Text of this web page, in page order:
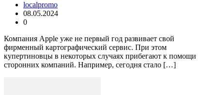
localpromo
08.05.2024
0
Компания Apple уже не первый год развивает свой
фирменный картографический сервис. При этом
купертиновцы в некоторых случаях прибегают к помощи
сторонних компаний. Например, сегодня стало […]